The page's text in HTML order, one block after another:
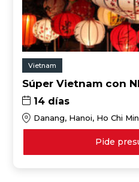
Vietnam
Súper Vietnam con
14 días
Danang, Hanoi, Ho Chi
Pide